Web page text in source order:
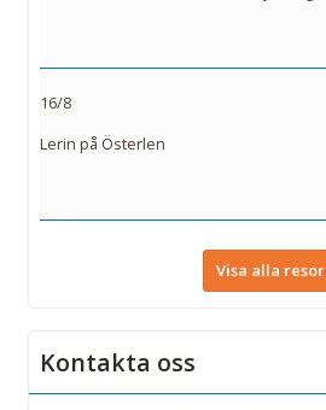
16/8
Lerin på Österlen
Visa alla resor
Kontakta oss